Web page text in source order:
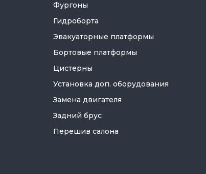
Фургоны
Гидроборта
Эвакуаторные платформы
Бортовые платформы
Цистерны
Установка доп. оборудования
Замена двигателя
Задний брус
Перешив салона